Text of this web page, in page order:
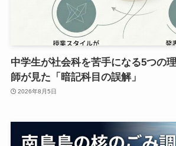
中学生が社会科を苦手になる5つの
師が見た「暗記科目の誤解」
2026年8月5日